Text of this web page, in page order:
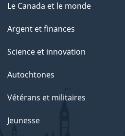
Le Canada et le monde
Argent et finances
Science et innovation
Autochtones
Vétérans et militaires
Jeunesse